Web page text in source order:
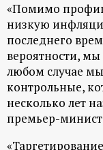
л
«Помимо
низкую
последнего
вероятности,
любом случае
контрольные,
несколько лет
премьер-